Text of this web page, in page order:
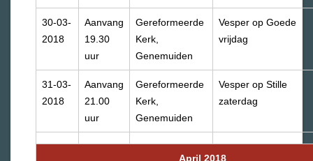
30-03-
2018
Aanvang
19.30
uur
Gereformeerde
Kerk,
Genemuiden
Vesper op Goede
vrijdag
31-03-
2018
Aanvang
21.00
uur
Gereformeerde
Kerk,
Genemuiden
Vesper op Stille
zaterdag
April 2018